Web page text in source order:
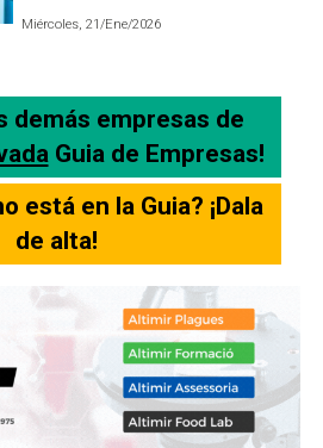
Miércoles, 21/Ene/2026
demás empresas de
Guia de Empresas!
está en la Guia? ¡Dala
de alta!